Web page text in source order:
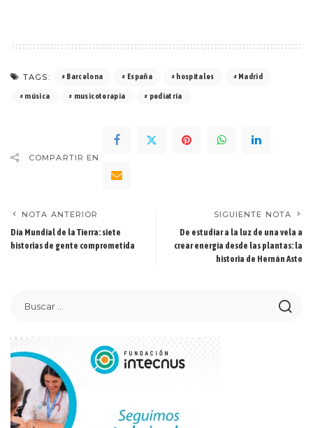
TAGS: Barcelona España hospitales Madrid
música musicoterapia pediatría
COMPARTIR EN
NOTA ANTERIOR
Día Mundial de la Tierra: siete
historias de gente comprometida
SIGUIENTE NOTA
De estudiar a la luz de una vela a
crear energía desde las plantas: la
historia de Hernán Asto